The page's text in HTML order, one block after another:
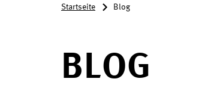
Startseite Blog
BLOG